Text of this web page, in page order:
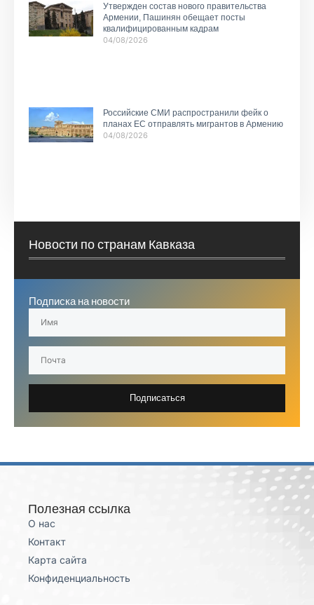
Утвержден состав нового правительства
Армении, Пашинян обещает посты
квалифицированным кадрам
04/08/2026
Российские СМИ распространили фейк о
планах ЕС отправлять мигрантов в Армению
04/08/2026
Новости по странам Кавказа
Подписка на новости
Подписаться
Полезная ссылка
О нас
Контакт
Карта сайта
Конфиденциальность